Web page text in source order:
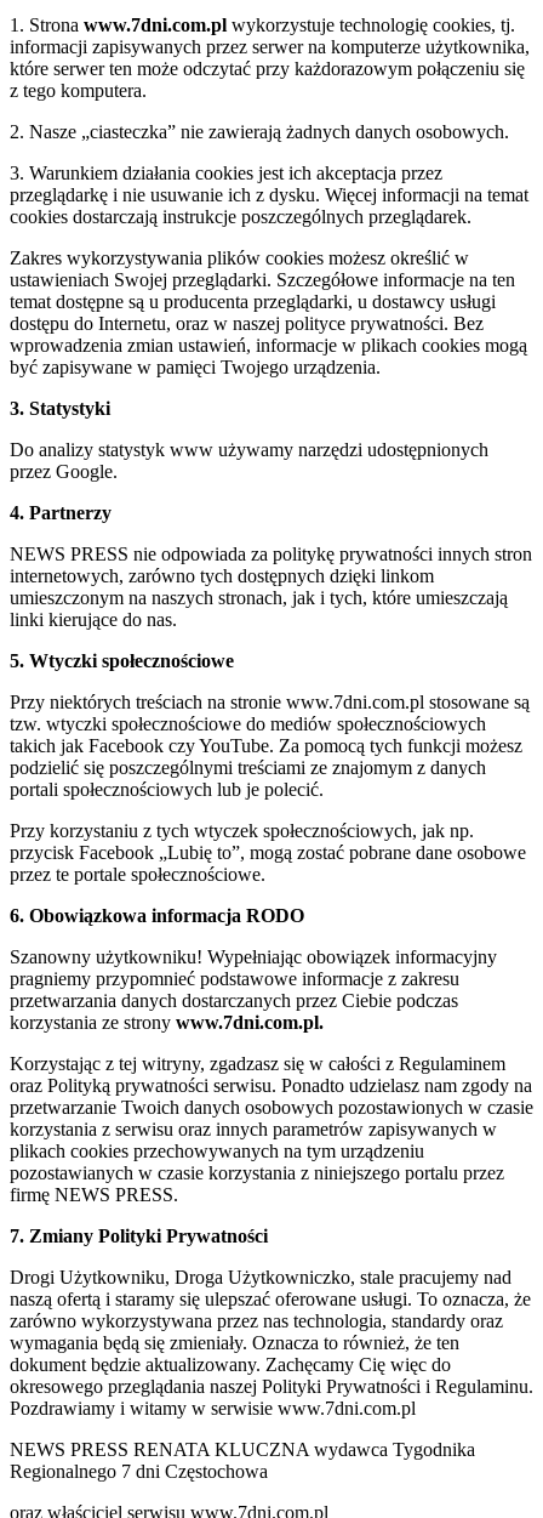
1. Strona www.7dni.com.pl wykorzystuje technologię cookies, tj.
informacji zapisywanych przez serwer na komputerze użytkownika,
które serwer ten może odczytać przy każdorazowym połączeniu się
z tego komputera.
2. Nasze „ciasteczka” nie zawierają żadnych danych osobowych.
3. Warunkiem działania cookies jest ich akceptacja przez
przeglądarkę i nie usuwanie ich z dysku. Więcej informacji na temat
cookies dostarczają instrukcje poszczególnych przeglądarek.
Zakres wykorzystywania plików cookies możesz określić w
ustawieniach Swojej przeglądarki. Szczegółowe informacje na ten
temat dostępne są u producenta przeglądarki, u dostawcy usługi
dostępu do Internetu, oraz w naszej polityce prywatności. Bez
wprowadzenia zmian ustawień, informacje w plikach cookies mogą
być zapisywane w pamięci Twojego urządzenia.
3. Statystyki
Do analizy statystyk www używamy narzędzi udostępnionych
przez Google.
4. Partnerzy
NEWS PRESS nie odpowiada za politykę prywatności innych stron
internetowych, zarówno tych dostępnych dzięki linkom
umieszczonym na naszych stronach, jak i tych, które umieszczają
linki kierujące do nas.
5. Wtyczki społecznościowe
Przy niektórych treściach na stronie www.7dni.com.pl stosowane są
tzw. wtyczki społecznościowe do mediów społecznościowych
takich jak Facebook czy YouTube. Za pomocą tych funkcji możesz
podzielić się poszczególnymi treściami ze znajomym z danych
portali społecznościowych lub je polecić.
Przy korzystaniu z tych wtyczek społecznościowych, jak np.
przycisk Facebook „Lubię to”, mogą zostać pobrane dane osobowe
przez te portale społecznościowe.
6. Obowiązkowa informacja RODO
Szanowny użytkowniku! Wypełniając obowiązek informacyjny
pragniemy przypomnieć podstawowe informacje z zakresu
przetwarzania danych dostarczanych przez Ciebie podczas
korzystania ze strony www.7dni.com.pl.
Korzystając z tej witryny, zgadzasz się w całości z Regulaminem
oraz Polityką prywatności serwisu. Ponadto udzielasz nam zgody na
przetwarzanie Twoich danych osobowych pozostawionych w czasie
korzystania z serwisu oraz innych parametrów zapisywanych w
plikach cookies przechowywanych na tym urządzeniu
pozostawianych w czasie korzystania z niniejszego portalu przez
firmę NEWS PRESS.
7. Zmiany Polityki Prywatności
Drogi Użytkowniku, Droga Użytkowniczko, stale pracujemy nad
naszą ofertą i staramy się ulepszać oferowane usługi. To oznacza, że
zarówno wykorzystywana przez nas technologia, standardy oraz
wymagania będą się zmieniały. Oznacza to również, że ten
dokument będzie aktualizowany. Zachęcamy Cię więc do
okresowego przeglądania naszej Polityki Prywatności i Regulaminu.
Pozdrawiamy i witamy w serwisie www.7dni.com.pl
NEWS PRESS RENATA KLUCZNA wydawca Tygodnika
Regionalnego 7 dni Częstochowa
oraz właściciel serwisu www.7dni.com.pl